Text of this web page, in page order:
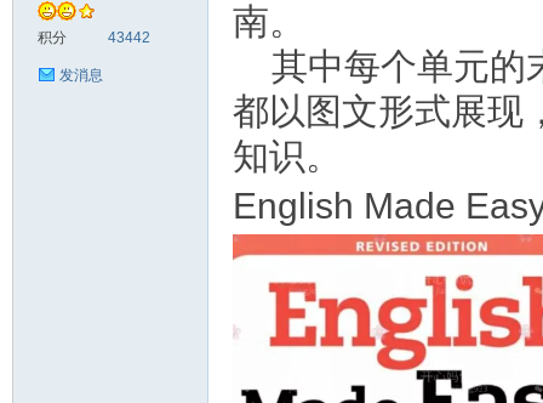
积分 43442
发消息
南。
其中每个单元的
都以图文形式展现
知识。
English Made